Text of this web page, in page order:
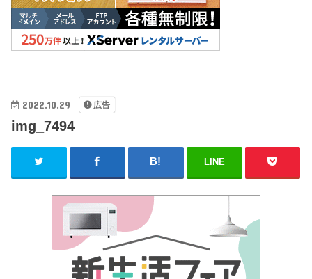
2022.10.29 広告
img_7494
LINE